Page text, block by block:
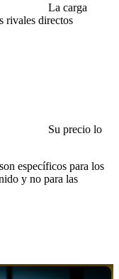
La carga
rivales directos
Su precio lo
específicos para los
y no para las